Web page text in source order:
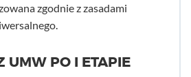
zgodnie z zasadami
UMW PO I ETAPIE